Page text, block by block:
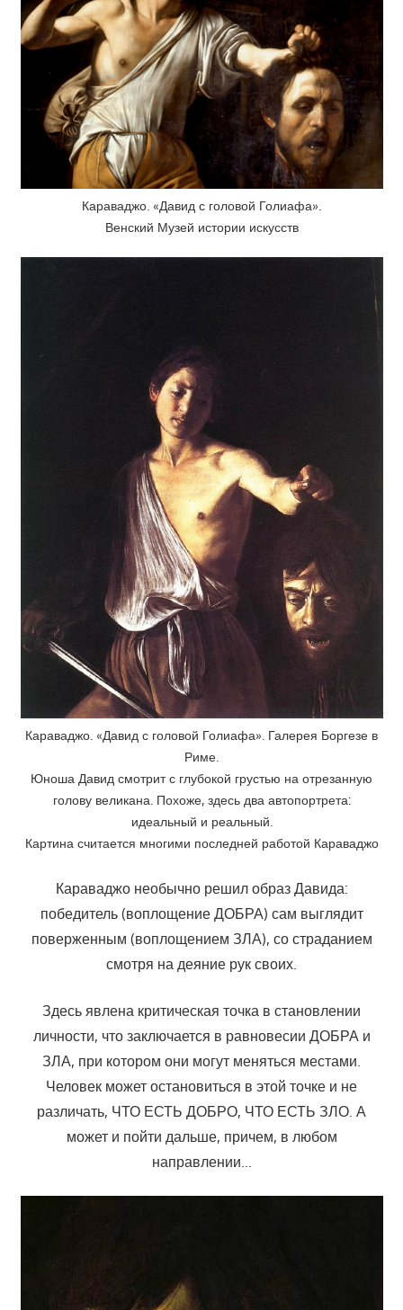
Караваджо. «Давид с головой Голиафа».
Венский Музей истории искусств
Караваджо. «Давид с головой Голиафа». Галерея Боргезе в
Риме.
Юноша Давид смотрит с глубокой грустью на отрезанную
голову великана. Похоже, здесь два автопортрета:
идеальный и реальный.
Картина считается многими последней работой Караваджо
Караваджо необычно решил образ Давида:
победитель (воплощение ДОБРА) сам выглядит
поверженным (воплощением ЗЛА), со страданием
смотря на деяние рук своих.
Здесь явлена критическая точка в становлении
личности, что заключается в равновесии ДОБРА и
ЗЛА, при котором они могут меняться местами.
Человек может остановиться в этой точке и не
различать, ЧТО ЕСТЬ ДОБРО, ЧТО ЕСТЬ ЗЛО. А
может и пойти дальше, причем, в любом
направлении…